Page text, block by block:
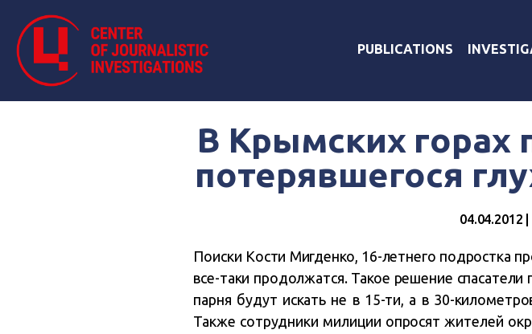
PUBLICATIONS
В Крымских горах
потерявшегося
04.04.2012 |
Поиски Кости Мигденко, 16-летнего подростка
все-таки продолжатся. Такое решение
парня будут искать не в 15-ти, а в 30-
Также сотрудники милиции опросят жителей